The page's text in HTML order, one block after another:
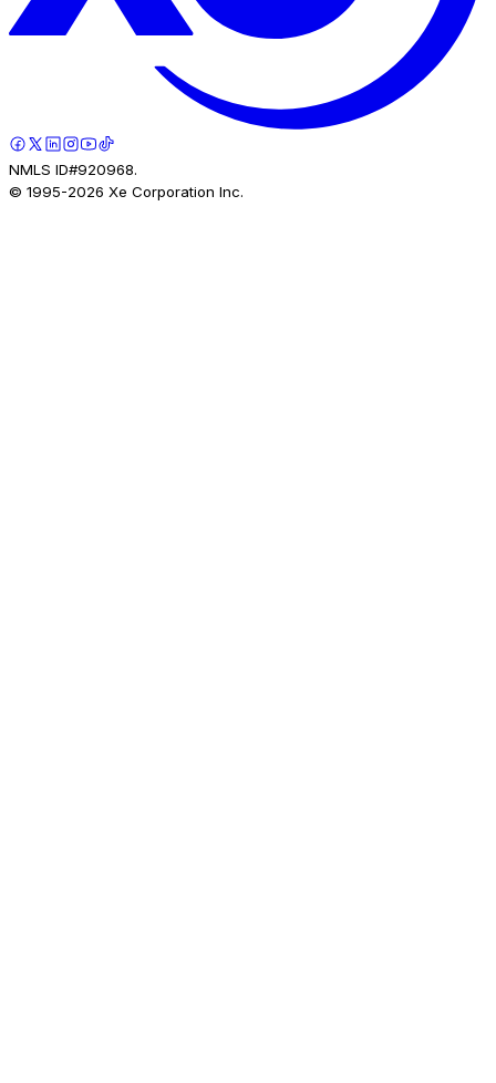
NMLS ID#920968.
© 1995-2026 Xe Corporation Inc.